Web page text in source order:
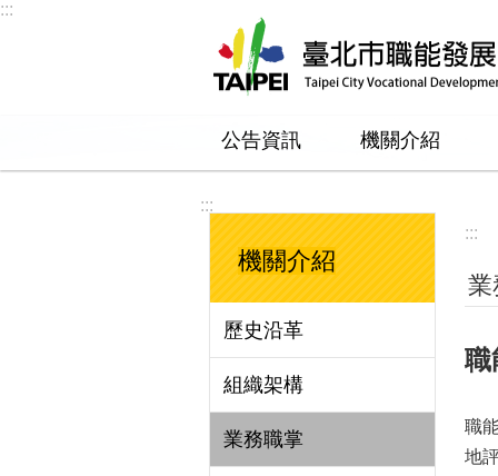
跳到主要內容區塊
:::
公告資訊 機關介紹
:::
機關介紹
歷史沿革
組織架構
業務職掌
:::
業
職
職
地